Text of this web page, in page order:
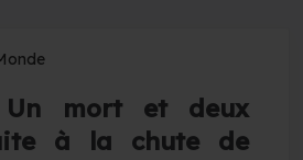
Un mort et deux
à la chute de